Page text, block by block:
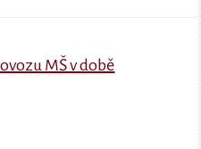
MŠ v době